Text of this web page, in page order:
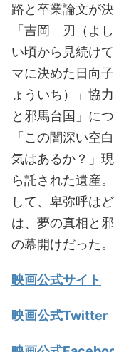
路と卒業論文が
「吉岡 刃（よ
い頃から見続け
マに決めた日向
ょういち）」協
と邪馬台国」に
「この闇深い空
気はあるか？」
ら託された遺産
して、卑弥呼は
は、夢の真相と
の幕開けだった。
映画公式サイト
映画公式Twitter